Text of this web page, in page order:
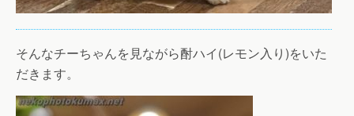
そんなチーちゃんを見ながら酎ハイ(レモン入り)をいた
だきます。